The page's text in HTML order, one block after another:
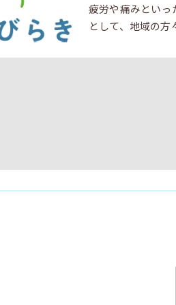
疲労や痛みといっ
として、地域の方